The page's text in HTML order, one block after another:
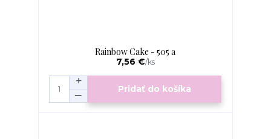
Rainbow Cake - 505 a
7,56 €/ks
Pridať do košíka